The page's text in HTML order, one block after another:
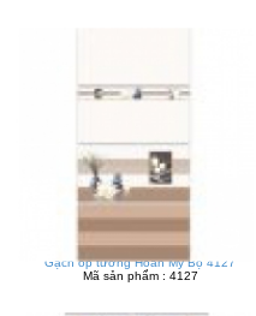
Gạch ốp tường Hoàn Mỹ Bộ 4127
Mã sản phẩm : 4127